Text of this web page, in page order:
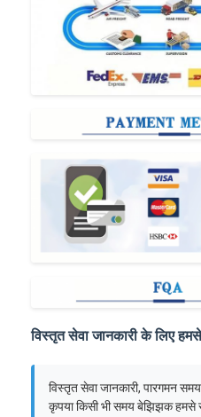
विस्तृत सेवा जानकारी के लिए
विस्तृत सेवा जानकारी, पारगमन
कृपया किसी भी समय बेझिझक